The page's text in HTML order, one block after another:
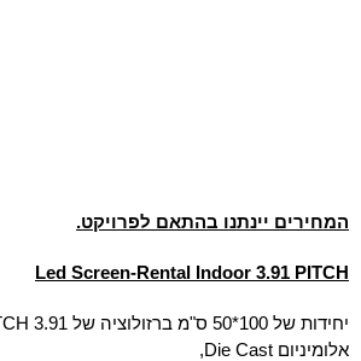
המחירים יינתנו בהתאם לפרויקט.
Led Screen-Rental Indoor 3.91 PITCH
אלומיניום Die Cast,